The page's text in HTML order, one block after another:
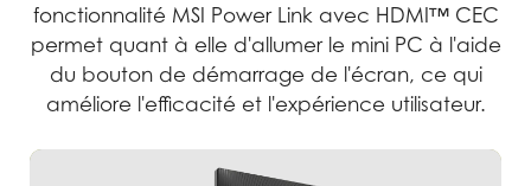
fonctionnalité MSI Power Link avec HDMI™ CEC
permet quant à elle d'allumer le mini PC à l'aide
du bouton de démarrage de l'écran, ce qui
améliore l'efficacité et l'expérience utilisateur.